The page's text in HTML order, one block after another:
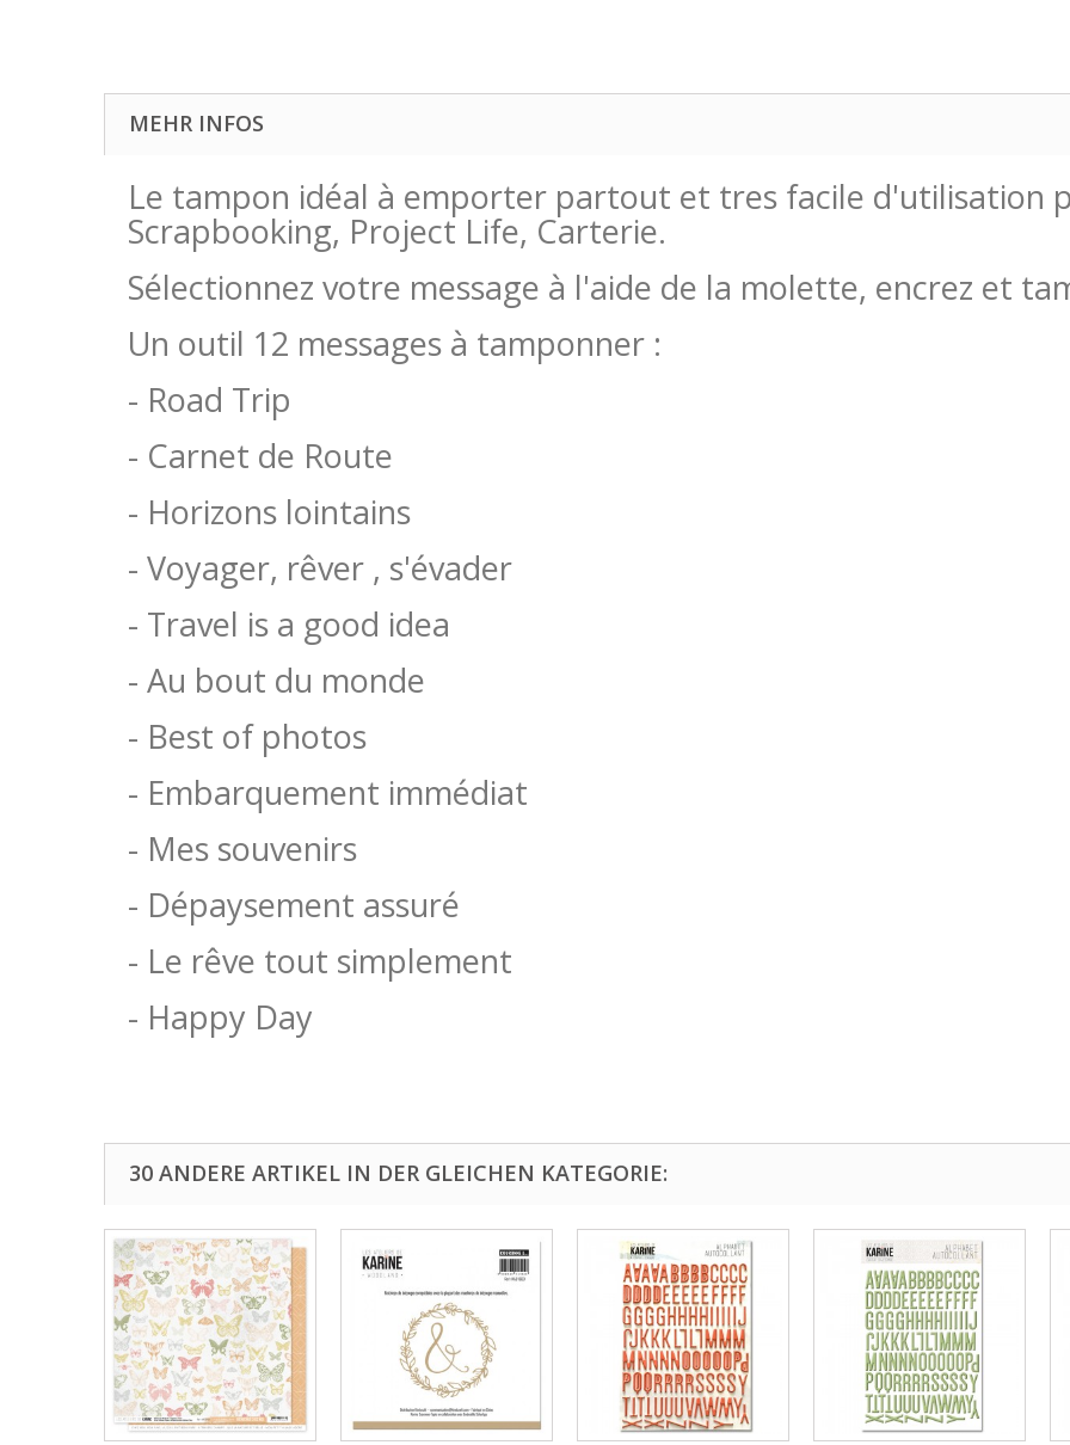
MEHR INFOS
Le tampon idéal à emporter partout et tres facile d'utilisation
Scrapbooking, Project Life, Carterie.
Sélectionnez votre message à l'aide de la molette, encrez et
Un outil 12 messages à tamponner :
- Road Trip
- Carnet de Route
- Horizons lointains
- Voyager, rêver , s'évader
- Travel is a good idea
- Au bout du monde
- Best of photos
- Embarquement immédiat
- Mes souvenirs
- Dépaysement assuré
- Le rêve tout simplement
- Happy Day
30 ANDERE ARTIKEL IN DER GLEICHEN KATEGORIE: